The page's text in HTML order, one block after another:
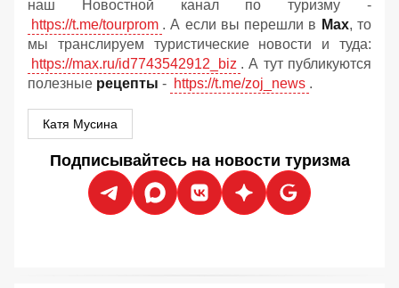
наш Новостной канал по туризму -
https://t.me/tourprom . А если вы перешли в Мах, то
мы транслируем туристические новости и туда:
https://max.ru/id7743542912_biz . А тут публикуются
полезные рецепты - https://t.me/zoj_news .
Катя Мусина
Подписывайтесь на новости туризма